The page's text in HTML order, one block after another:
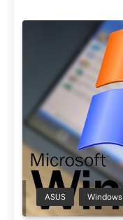
ASUS Windows